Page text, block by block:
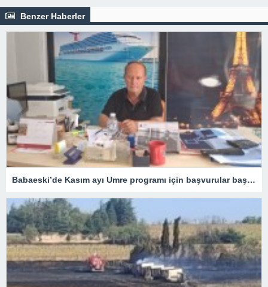
Benzer Haberler
Babaeski’de Kasım ayı Umre programı için başvurular başladı